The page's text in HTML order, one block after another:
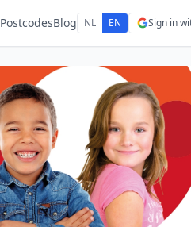
PostcodesBlog NL EN Sign in